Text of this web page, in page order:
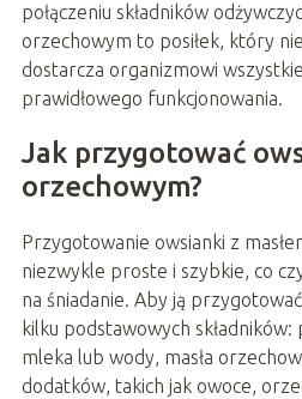
połączeniu składników
orzechowym to posiłek, który
dostarcza organizmowi
prawidłowego funkcjonowania.
Jak przygotować
orzechowym?
Przygotowanie owsianki z
niezwykle proste i szybkie, co
na śniadanie. Aby ją
kilku podstawowych składników:
mleka lub wody, masła
dodatków, takich jak owoce,